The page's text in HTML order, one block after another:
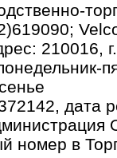
210016,
дата
номер в